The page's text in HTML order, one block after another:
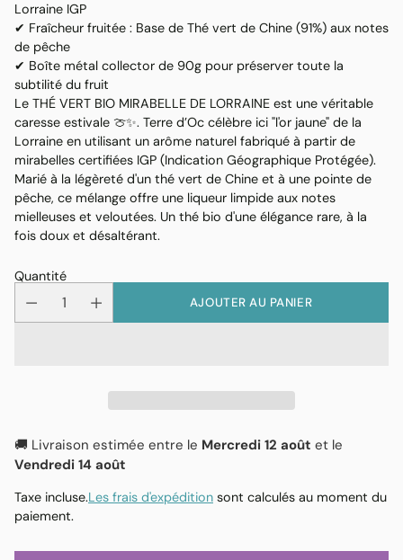
Lorraine IGP
✔ Fraîcheur fruitée : Base de Thé vert de Chine (91%) aux notes
de pêche
✔ Boîte métal collector de 90g pour préserver toute la
subtilité du fruit
Le THÉ VERT BIO MIRABELLE DE LORRAINE est une véritable
caresse estivale 🍈✨. Terre d’Oc célèbre ici "l'or jaune" de la
Lorraine en utilisant un arôme naturel fabriqué à partir de
mirabelles certifiées IGP (Indication Géographique Protégée).
Marié à la légèreté d'un thé vert de Chine et à une pointe de
pêche, ce mélange offre une liqueur limpide aux notes
mielleuses et veloutées. Un thé bio d'une élégance rare, à la
fois doux et désaltérant.
Quantité
AJOUTER AU PANIER
🚚 Livraison estimée entre le Mercredi 12 août et le
Vendredi 14 août
Taxe incluse.Les frais d'expédition sont calculés au moment du
paiement.